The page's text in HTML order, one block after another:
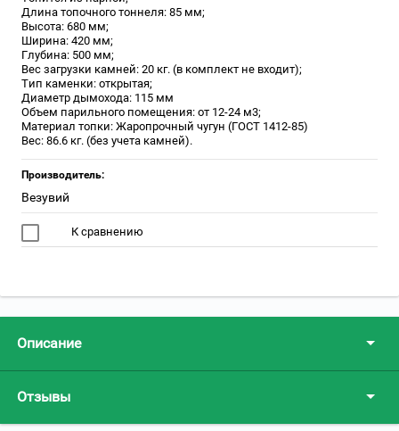
Длина топочного тоннеля: 85 мм;
Высота: 680 мм;
Ширина: 420 мм;
Глубина: 500 мм;
Вес загрузки камней: 20 кг. (в комплект не входит);
Тип каменки: открытая;
Диаметр дымохода: 115 мм
Объем парильного помещения: от 12-24 м3;
Материал топки: Жаропрочный чугун (ГОСТ 1412-85)
Вес: 86.6 кг. (без учета камней).
Производитель:
Везувий
К сравнению
Описание
Отзывы